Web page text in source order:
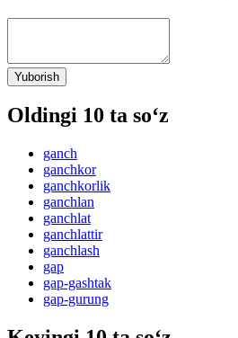
Yuborish
Oldingi 10 ta so‘z
ganch
ganchkor
ganchkorlik
ganchlan
ganchlat
ganchlattir
ganchlash
gap
gap-gashtak
gap-gurung